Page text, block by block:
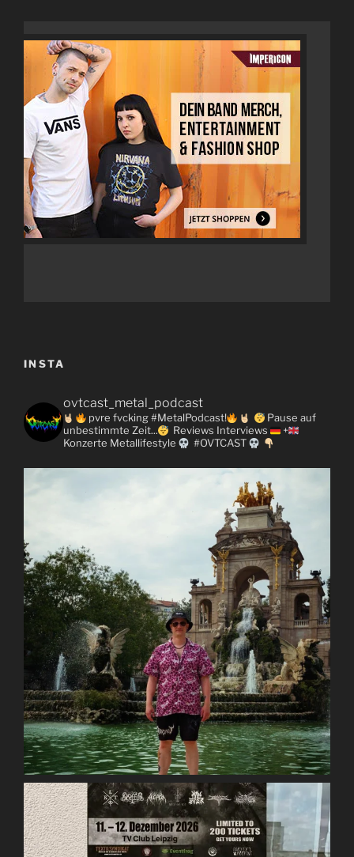
INSTA
ovtcast_metal_podcast
pvre fvcking #MetalPodcast!
Pause auf
unbestimmte Zeit...
Reviews Interviews
+
Konzerte Metallifestyle #OVTCAST